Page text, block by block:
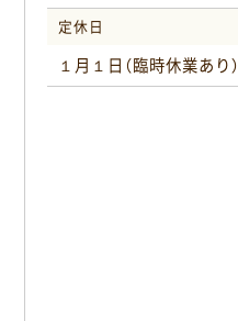
定休日
１月１日（臨時休業あり）